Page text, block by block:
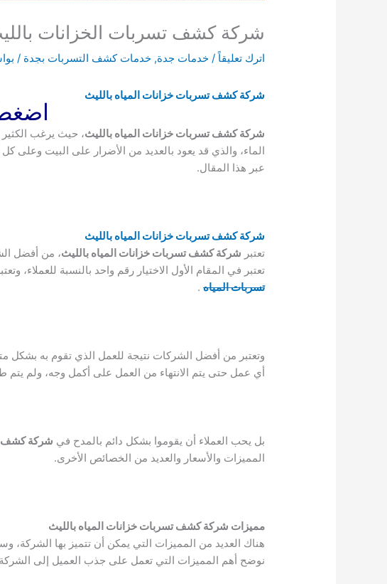
شركة كشف تسربات الخزانات بالليث
اترك تعليقاً /خدمات جدة,خدمات كشف التسربات بجدة /
شركة كشف تسربات خزانات المياه بالليث
اضغط
شركة كشف تسربات خزانات المياه بالليث، حيث يرغب
الماء، والذي قد يعود بالعديد من الأضرار على البيت
عبر هذا المقال.
شركة كشف تسربات خزانات المياه بالليث
تعتبر شركة كشف تسربات خزانات المياه بالليث، من أفضل
تعتبر في المقام الأول الاختيار رقم واحد بالنسبة
تسربات المياه .
وتعتبر من أفضل الشركات نتيجة للعمل الذي تقوم به بشكل
أي عمل حتى يتم الانتهاء من العمل على أكمل وجه، ولم
بل يحب العملاء أن يقوموا بشكل دائم بالمدح في شركة كشف
المميزات والأسعار والعديد من الخصائص الأخرى.
مميزات شركة كشف تسربات خزانات المياه بالليث
هناك العديد من المميزات التي يمكن أن تتميز بها
نوضح أهم المميزات التي تعمل على جذب العميل إلى